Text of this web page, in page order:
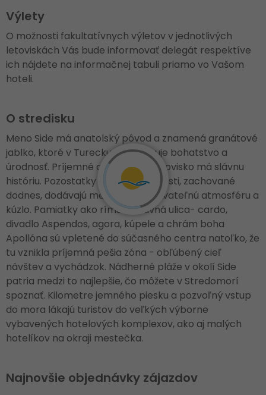
Výlety
O možnosti fakultatívnych výletov v jednotlivých
letoviskách Vás bude informovať delegát respektíve
ich nájdete na informačnej tabuli priamo vo Vašom
hoteli.
O stredisku
Meno Side má anatolský pôvod a znamená granátové
jablko, ktoré v Turecku symbolizuje bohatstvo a
úrodnosť. Príjemné a obľúbené letovisko má slávnu
históriu. Pozostatky antickej minulosti, zachované
dodnes, dodávajú mestu neopakovateľnú atmosféru a
kúzlo. Pamiatky ako rímska hlavná ulica- cardo,
divadlo Aspendos, agora, kúpele a chrám boha
Apollóna sú vpletené do súčasného centra natoľko, že
tu vznikla príjemná pešia zóna - obľúbený cieľ
návštev a vychádzok. Nádherné pláže v okolí Side
patria medzi to najlepšie, čo môžete v Stredomorí
spoznať. Kilometre jemného piesku a pozvoľný vstup
do mora lákajú turistov do veľkých výborne
vybavených hotelových komplexov, ako aj malých
hotelíkov na okraji mestečka.
Najnovšie objednávky zájazdov